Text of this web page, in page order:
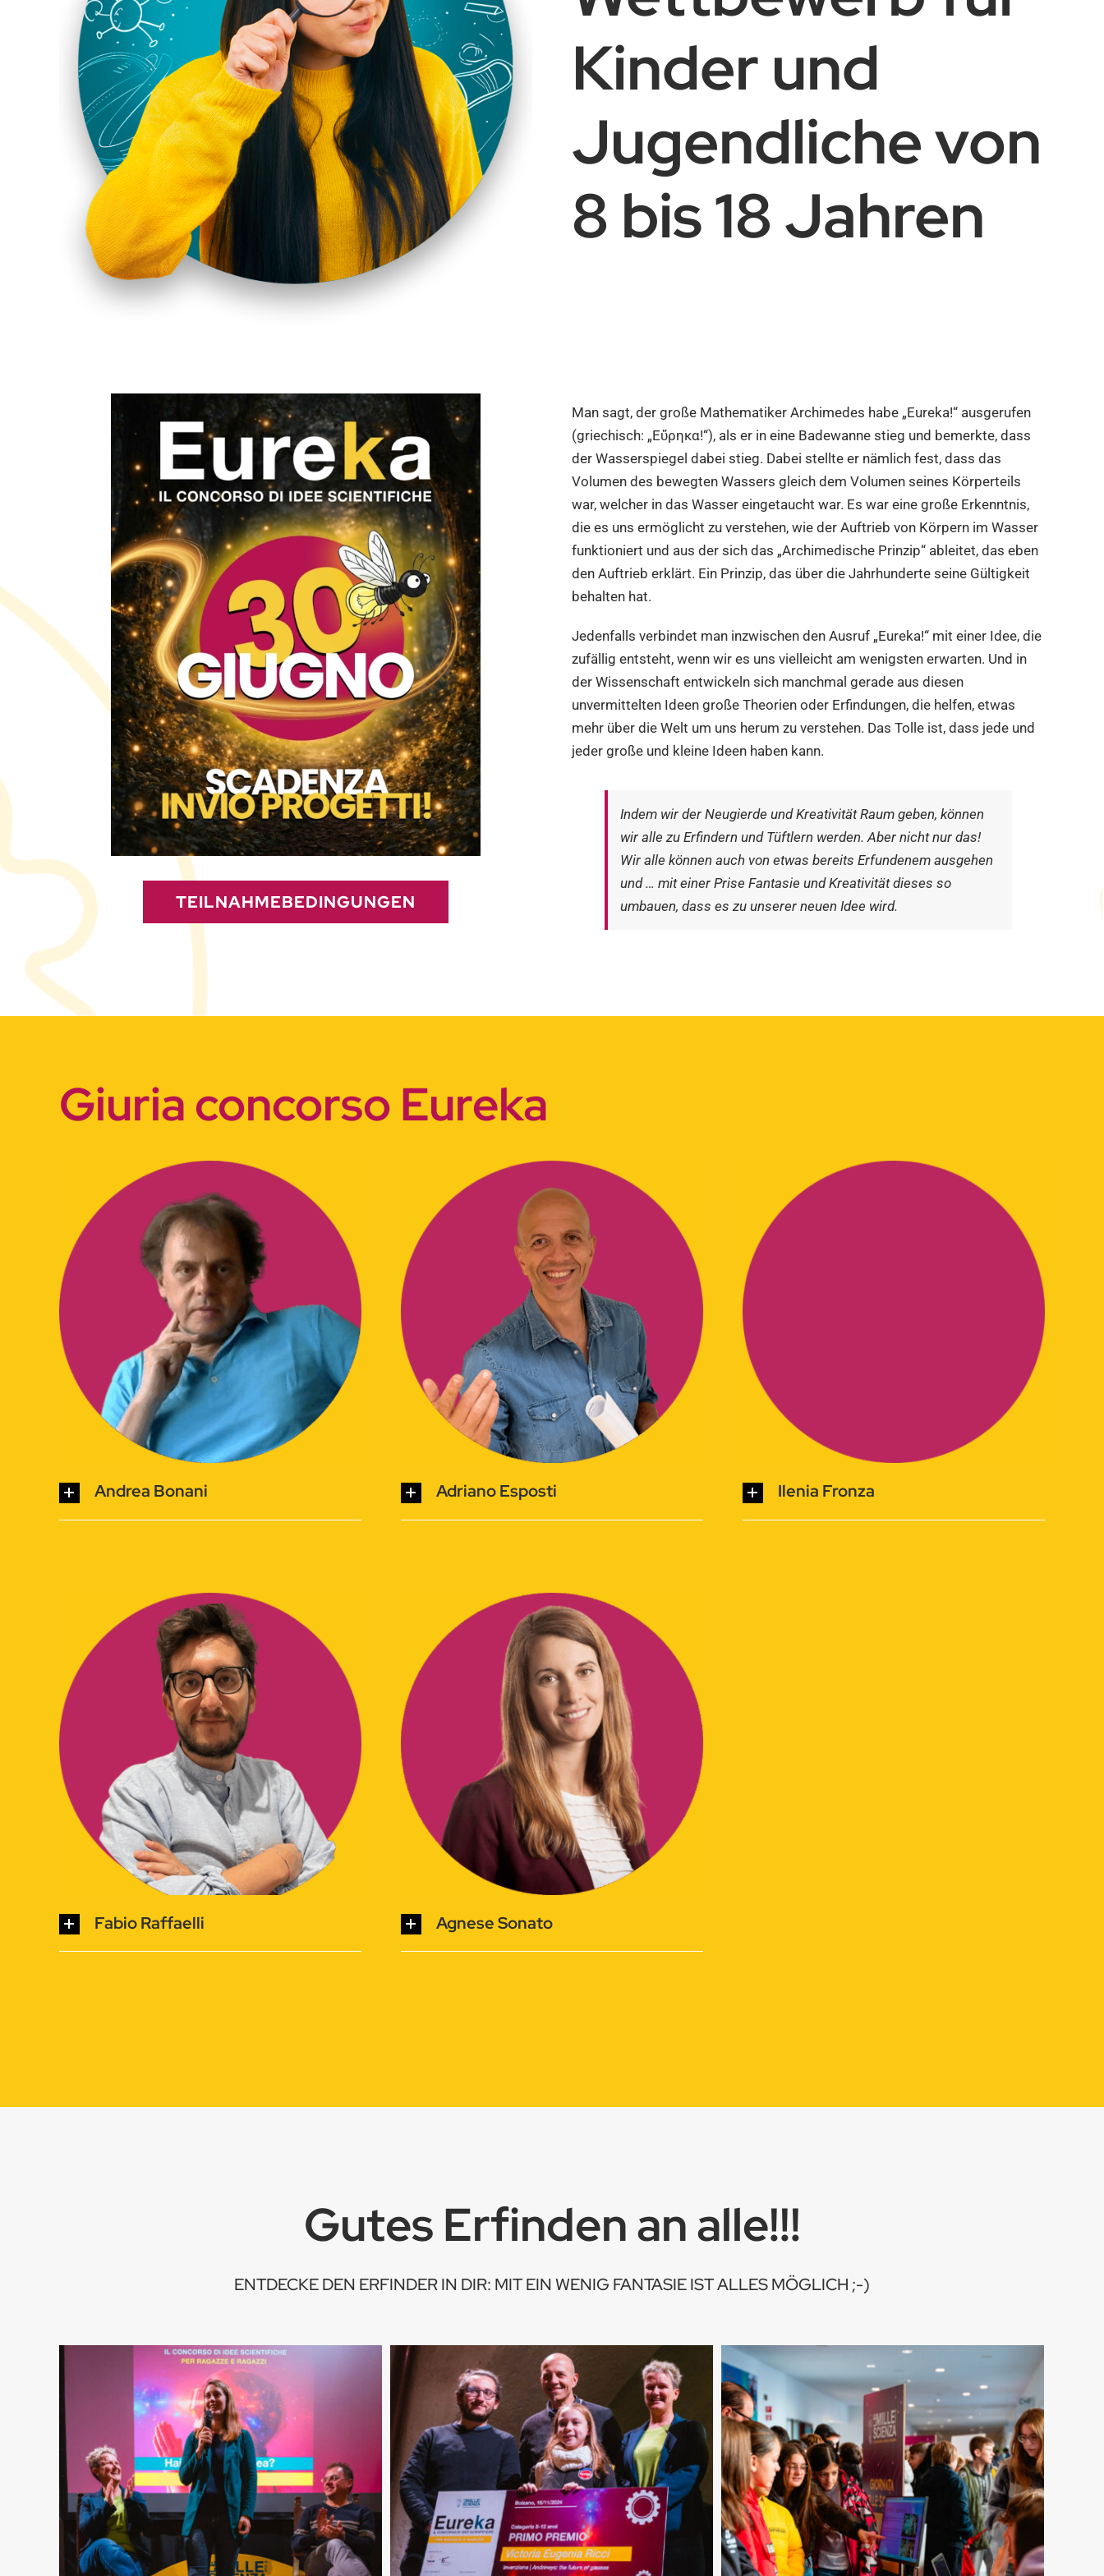
Kinder und
Jugendliche von
8 bis 18 Jahren
TEILNAHMEBEDINGUNGEN
Man sagt, der große Mathematiker Archimedes habe „Eureka!“ ausgerufen
(griechisch: „Eὕρηκα!“), als er in eine Badewanne stieg und bemerkte, dass
der Wasserspiegel dabei stieg. Dabei stellte er nämlich fest, dass das
Volumen des bewegten Wassers gleich dem Volumen seines Körperteils
war, welcher in das Wasser eingetaucht war. Es war eine große Erkenntnis,
die es uns ermöglicht zu verstehen, wie der Auftrieb von Körpern im Wasser
funktioniert und aus der sich das „Archimedische Prinzip“ ableitet, das eben
den Auftrieb erklärt. Ein Prinzip, das über die Jahrhunderte seine Gültigkeit
behalten hat.
Jedenfalls verbindet man inzwischen den Ausruf „Eureka!“ mit einer Idee, die
zufällig entsteht, wenn wir es uns vielleicht am wenigsten erwarten. Und in
der Wissenschaft entwickeln sich manchmal gerade aus diesen
unvermittelten Ideen große Theorien oder Erfindungen, die helfen, etwas
mehr über die Welt um uns herum zu verstehen. Das Tolle ist, dass jede und
jeder große und kleine Ideen haben kann.
Indem wir der Neugierde und Kreativität Raum geben, können
wir alle zu Erfindern und Tüftlern werden. Aber nicht nur das!
Wir alle können auch von etwas bereits Erfundenem ausgehen
und … mit einer Prise Fantasie und Kreativität dieses so
umbauen, dass es zu unserer neuen Idee wird.
Giuria concorso Eureka
Andrea Bonani Adriano Esposti Ilenia Fronza
Fabio Raffaelli Agnese Sonato
Gutes Erfinden an alle!!!
ENTDECKE DEN ERFINDER IN DIR: MIT EIN WENIG FANTASIE IST ALLES MÖGLICH ;-)